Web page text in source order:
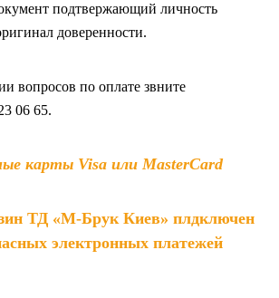
подтвержающий личность
доверенности.
вопросов по оплате звните
06 65.
карты Visa или MasterCard
ТД «М-Брук Киев» плдключен
электронных платежей